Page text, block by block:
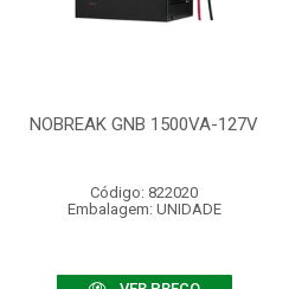
NOBREAK GNB 1500VA-127V
Código: 822020
Embalagem: UNIDADE